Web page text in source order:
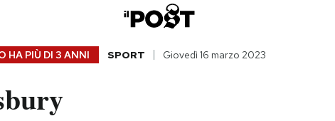
HA PIÙ DI 3 ANNI SPORT Giovedì 16 marzo 2023